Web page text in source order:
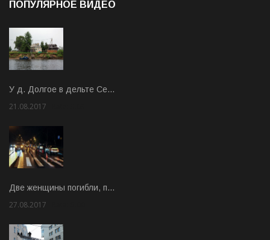
ПОПУЛЯРНОЕ ВИДЕО
У д. Долгое в дельте Се…
21.08.2017
Две женщины погибли, п…
27.08.2017